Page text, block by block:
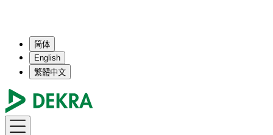
简体
English
繁體中文